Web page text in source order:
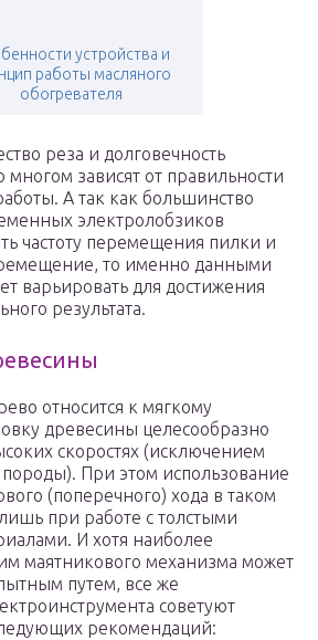
устройства и
работы масляного
обогревателя
реза и долговечность
многом зависят от правильности
А так как большинство
электролобзиков
частоту перемещения пилки и
то именно данными
варьировать для достижения
результата.
относится к мягкому
древесины целесообразно
скоростях (исключением
При этом использование
(поперечного) хода в таком
при работе с толстыми
И хотя наиболее
маятникового механизма может
путем, все же
советуют
рекомендаций: